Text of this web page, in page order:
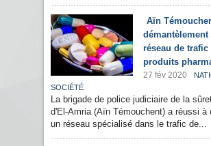
Aïn
démantèlement
réseau de trafic
produits
27 fév 2020
SOCIÉTÉ
La brigade de police judiciaire de la
d'El-Amria (Aïn Témouchent) a réussi à
un réseau spécialisé dans le trafic de...